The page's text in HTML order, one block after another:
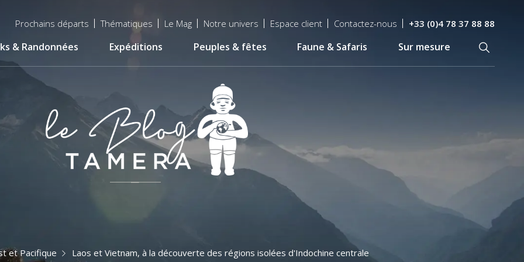
Menu
Prochains départs Thématiques Le Mag Notre univers Espace client Contactez-nous +33 (0)4 78 37 88 88
& Randonnées Expéditions Peuples & fêtes Faune & Safaris Sur mesure
et Pacifique Laos et Vietnam, à la découverte des régions isolées d'Indochine centrale